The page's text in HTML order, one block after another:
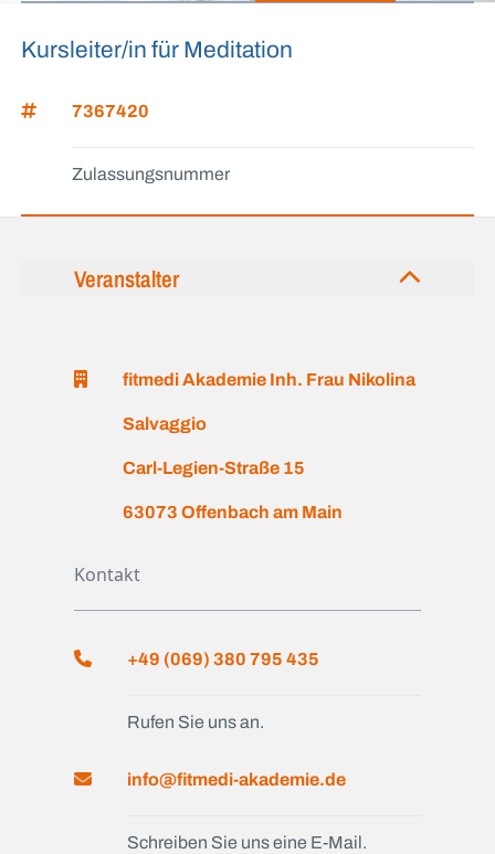
Kursleiter/in für Meditation
7367420
Zulassungsnummer
Veranstalter
fitmedi Akademie Inh. Frau Nikolina
Salvaggio
Carl-Legien-Straße 15
63073 Offenbach am Main
Kontakt
+49 (069) 380 795 435
Rufen Sie uns an.
info@fitmedi-akademie.de
Schreiben Sie uns eine E-Mail.